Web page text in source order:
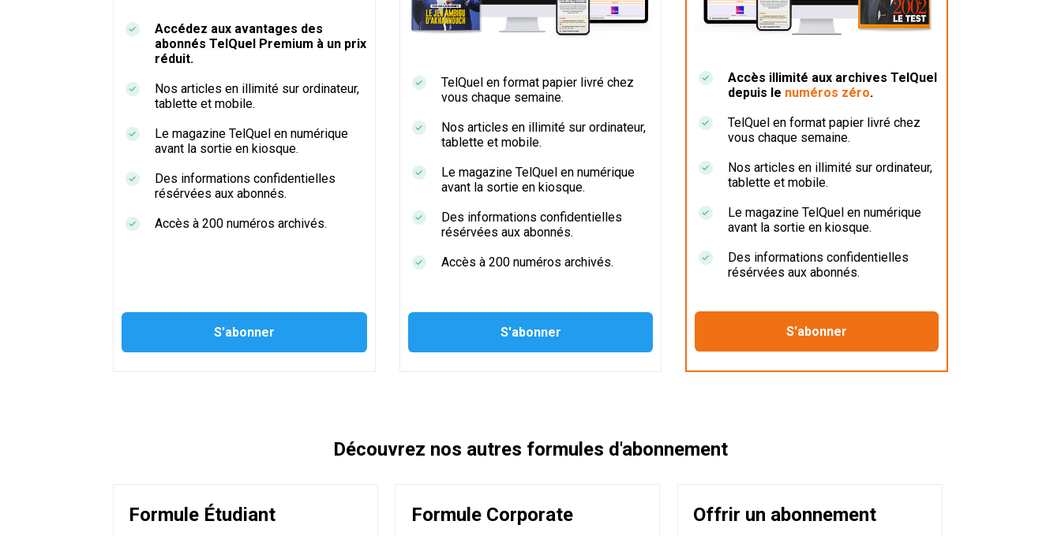
Accédez aux avantages des
abonnés TelQuel Premium à un prix
réduit.
Nos articles en illimité sur ordinateur,
tablette et mobile.
Le magazine TelQuel en numérique
avant la sortie en kiosque.
Des informations confidentielles
résérvées aux abonnés.
Accès à 200 numéros archivés.
TelQuel en format papier livré chez
vous chaque semaine.
Nos articles en illimité sur ordinateur,
tablette et mobile.
Le magazine TelQuel en numérique
avant la sortie en kiosque.
Des informations confidentielles
résérvées aux abonnés.
Accès à 200 numéros archivés.
Accès illimité aux archives TelQuel
depuis le numéros zéro.
TelQuel en format papier livré chez
vous chaque semaine.
Nos articles en illimité sur ordinateur,
tablette et mobile.
Le magazine TelQuel en numérique
avant la sortie en kiosque.
Des informations confidentielles
résérvées aux abonnés.
Découvrez nos autres formules d'abonnement
Formule Étudiant Formule Corporate Offrir un abonnement